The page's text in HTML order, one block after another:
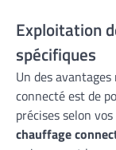
Exploitation
spécifiques
Un des
connecté est de
précises selon
chauffage